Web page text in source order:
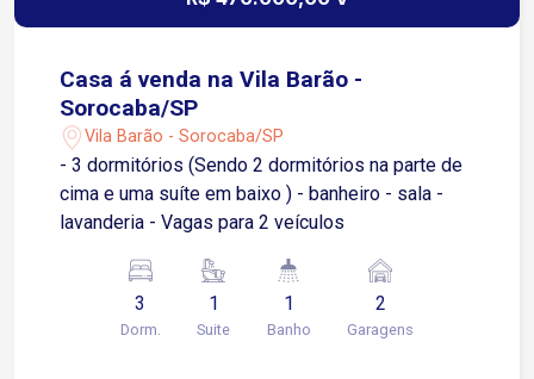
Casa á venda na Vila Barão -
Sorocaba/SP
Vila Barão - Sorocaba/SP
- 3 dormitórios (Sendo 2 dormitórios na parte de
cima e uma suíte em baixo ) - banheiro - sala -
lavanderia - Vagas para 2 veículos
3
Dorm.
1
Suite
1
Banho
2
Garagens